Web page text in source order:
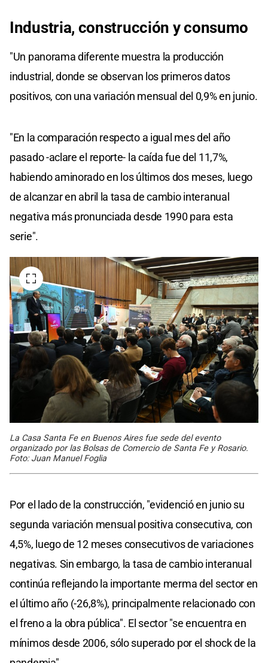
Industria, construcción y consumo
"Un panorama diferente muestra la producción
industrial, donde se observan los primeros datos
positivos, con una variación mensual del 0,9% en junio.
"En la comparación respecto a igual mes del año
pasado -aclare el reporte- la caída fue del 11,7%,
habiendo aminorado en los últimos dos meses, luego
de alcanzar en abril la tasa de cambio interanual
negativa más pronunciada desde 1990 para esta
serie".
La Casa Santa Fe en Buenos Aires fue sede del evento
organizado por las Bolsas de Comercio de Santa Fe y Rosario.
Foto: Juan Manuel Foglia
Por el lado de la construcción, "evidenció en junio su
segunda variación mensual positiva consecutiva, con
4,5%, luego de 12 meses consecutivos de variaciones
negativas. Sin embargo, la tasa de cambio interanual
continúa reflejando la importante merma del sector en
el último año (-26,8%), principalmente relacionado con
el freno a la obra pública". El sector "se encuentra en
mínimos desde 2006, sólo superado por el shock de la